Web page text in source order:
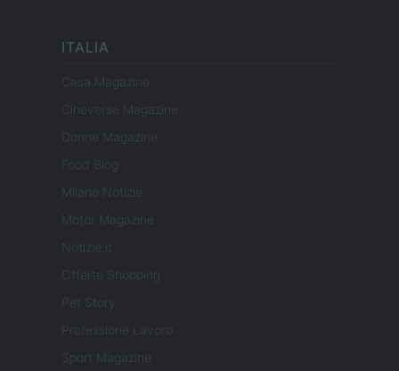
ITALIA
Casa Magazine
Cineverse Magazine
Donne Magazine
Food Blog
Milano Notizie
Motor Magazine
Notizie.it
Offerte Shopping
Pet Story
Professione Lavoro
Sport Magazine